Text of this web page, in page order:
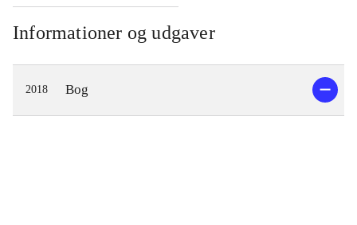
Informationer og udgaver
2018 Bog